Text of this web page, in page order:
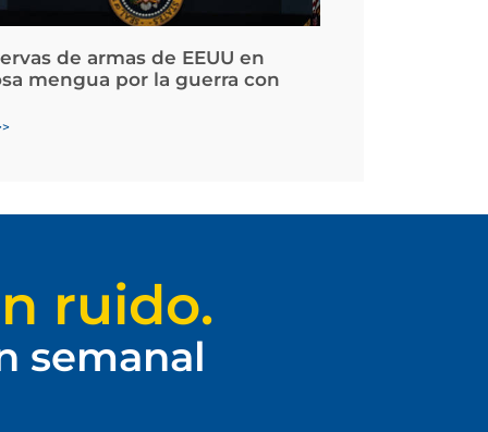
de armas de EEUU en
mengua por la guerra con
ruido.
semanal